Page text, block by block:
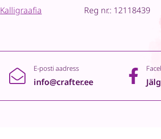
Kalligraafia
Reg nr.: 12118439
E-posti aadress
info@crafter.ee